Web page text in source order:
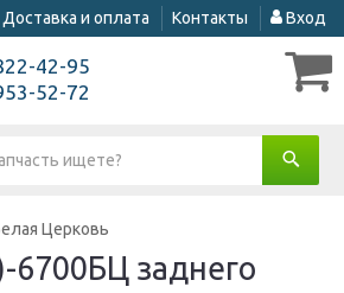
Доставка и оплата Контакты Вход
42-95
52-72
Церковь
6700БЦ заднего